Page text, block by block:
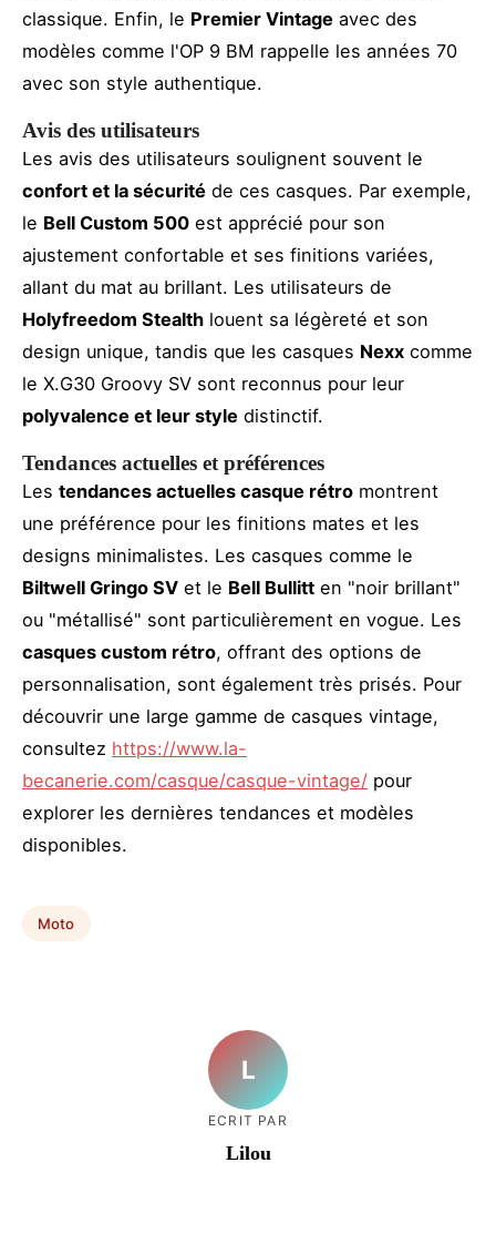
classique. Enfin, le Premier Vintage avec des
modèles comme l'OP 9 BM rappelle les années 70
avec son style authentique.
Avis des utilisateurs
Les avis des utilisateurs soulignent souvent le
confort et la sécurité de ces casques. Par exemple,
le Bell Custom 500 est apprécié pour son
ajustement confortable et ses finitions variées,
allant du mat au brillant. Les utilisateurs de
Holyfreedom Stealth louent sa légèreté et son
design unique, tandis que les casques Nexx comme
le X.G30 Groovy SV sont reconnus pour leur
polyvalence et leur style distinctif.
Tendances actuelles et préférences
Les tendances actuelles casque rétro montrent
une préférence pour les finitions mates et les
designs minimalistes. Les casques comme le
Biltwell Gringo SV et le Bell Bullitt en "noir brillant"
ou "métallisé" sont particulièrement en vogue. Les
casques custom rétro, offrant des options de
personnalisation, sont également très prisés. Pour
découvrir une large gamme de casques vintage,
consultez https://www.la-
becanerie.com/casque/casque-vintage/ pour
explorer les dernières tendances et modèles
disponibles.
Moto
L
ECRIT PAR
Lilou